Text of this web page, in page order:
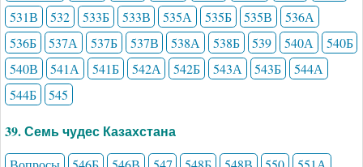
531В
532 533Б 533В 535А 535Б 535В
536А
536Б
537А 537Б 537В 538А 538Б 539 540А
540Б
540В
541А 541Б 542А 542Б 543А 543Б
544А
544Б
545
39. Семь чудес Казахстана